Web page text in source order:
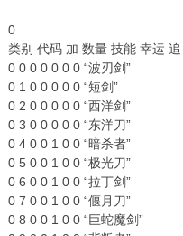
0
类别 代码 加 数量 技能 幸运 追
0 0 0 0 0 0 0 “波刃剑”
0 1 0 0 0 0 0 “短剑”
0 2 0 0 0 0 0 “西洋剑”
0 3 0 0 0 0 0 “东洋刀”
0 4 0 0 1 0 0 “暗杀者”
0 5 0 0 1 0 0 “极光刀”
0 6 0 0 1 0 0 “拉丁剑”
0 7 0 0 1 0 0 “偃月刀”
0 8 0 0 1 0 0 “巨蛇魔剑”